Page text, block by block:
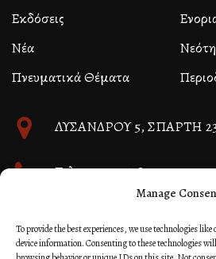
Manage
To provide the best experiences, we use technologies
device information. Consenting to these technologies
Εκδόσεις
Νέα
Πνευματικά Θέματα
ΛΥΣΑΝΔΡΟΥ 5, ΣΠΑΡΤΗ
Τηλ. 27310 26580 και 27310